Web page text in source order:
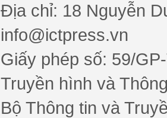
Địa chỉ: 18 Nguyễn
info@ictpress.vn
Giấy phép số: 59/
Truyền hình và
Bộ Thông tin và